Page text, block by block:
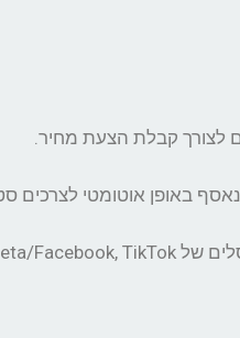
לצורך קבלת הצעת מחיר.